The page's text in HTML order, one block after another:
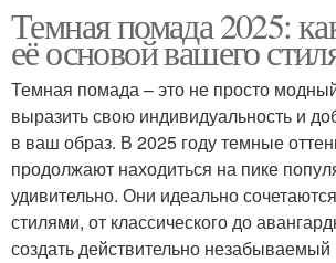
Темная помада 2025:
её основой вашего
Темная помада – это не просто
выразить свою индивидуальность и
в ваш образ. В 2025 году темные
продолжают находиться на пике
удивительно. Они идеально
стилями, от классического до
создать действительно